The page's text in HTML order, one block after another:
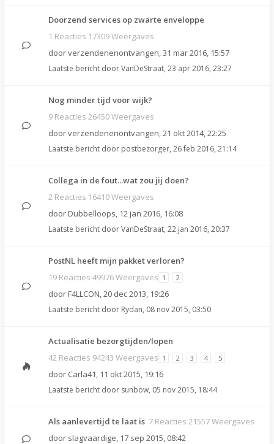
Doorzend services op zwarte enveloppe
1 Reacties 17309 Weergaves
doorverzendenenontvangen,31 mar 2016, 15:57
Laatste bericht doorVanDeStraat, 23 apr 2016, 23:27
Nog minder tijd voor wijk?
9 Reacties 26450 Weergaves
doorverzendenenontvangen,21 okt 2014, 22:25
Laatste bericht door postbezorger, 26 feb 2016, 21:14
Collega in de fout...wat zou jij doen?
2 Reacties 16410 Weergaves
door Dubbelloops, 12 jan 2016, 16:08
Laatste bericht doorVanDeStraat, 22 jan 2016, 20:37
PostNL heeft mijn pakket verloren?
19 Reacties 49976 Weergaves 1 2
door F4LLCON,20 dec 2013, 19:26
Laatste bericht door Rydan, 08 nov 2015, 03:50
Actualisatie bezorgtijden/lopen
42 Reacties 94243 Weergaves 1 2 3 4 5
door Carla41, 11 okt 2015, 19:16
Laatste bericht door sunbow, 05 nov 2015, 18:44
Als aanlevertijd te laat is 7 Reacties 21557 Weergaves
door slagvaardige, 17 sep 2015, 08:42